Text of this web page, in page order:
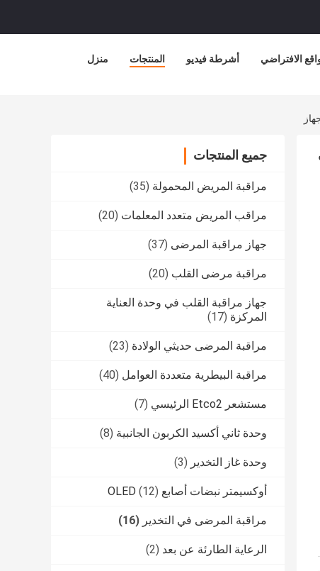
منزل المنتجات أشرطة فيديو الافتراضي
جميع المنتجات
مراقبة المريض المحمولة (35)
مراقب المريض متعدد المعلمات (20)
جهاز مراقبة المرضى (37)
مراقبة مرضى القلب (20)
جهاز مراقبة القلب في وحدة العناية
المركزة (17)
مراقبة المرضى حديثي الولادة (23)
مراقبة البيطرية متعددة العوامل (40)
مستشعر Etco2 الرئيسي (7)
وحدة ثاني أكسيد الكربون الجانبية (8)
وحدة غاز التخدير (3)
أوكسيمتر نبضات أصابع OLED (12)
مراقبة المرضى في التخدير (16)
الرعاية الطارئة عن بعد (2)